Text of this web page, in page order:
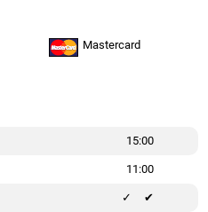
Mastercard
15:00
11:00
✔